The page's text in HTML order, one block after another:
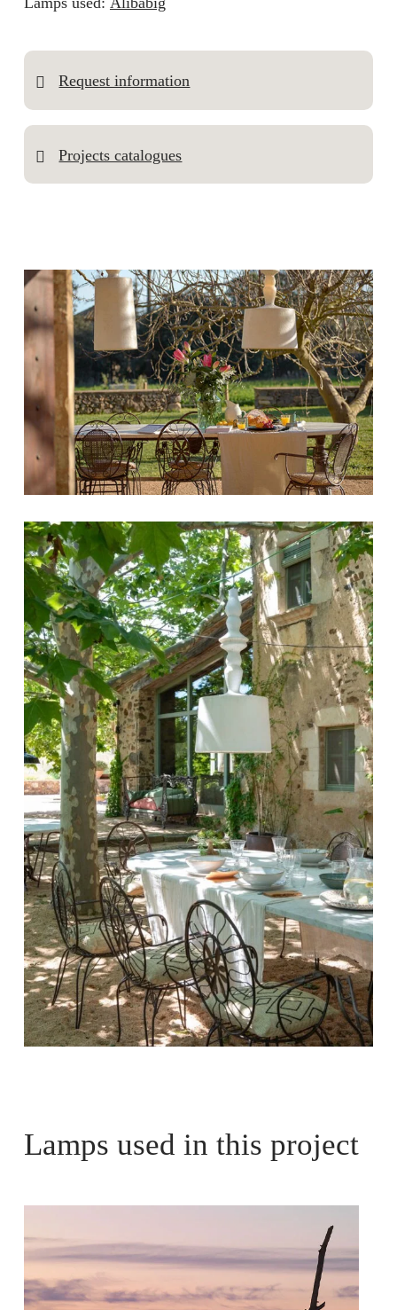
Request information
Projects catalogues
Lamps used in this project